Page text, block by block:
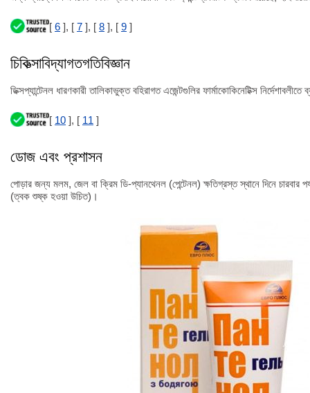
[ 6 ], [ 7 ], [ 8 ], [ 9 ]
চিকিত্সাবিদ্যাগতগতিবিজ্ঞান
ডিক্সপ্যান্টেনল ধারণকারী তালিকাভুক্ত বহিরাগত এজেন্টগুলির ফার্মাকোকিনেটিক্স
[ 10 ], [ 11 ]
ডোজ এবং প্রশাসন
পোড়ার জন্য মলম, জেল বা ক্রিম ডি-প্যানথেনল (পেন্টেনল) ক্ষতিগ্রস্ত স্থানে দিনে চারবার
(ত্বক শুষ্ক হওয়া উচিত)।